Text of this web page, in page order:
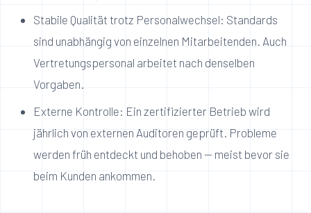
Stabile Qualität trotz Personalwechsel: Standards
sind unabhängig von einzelnen Mitarbeitenden. Auch
Vertretungspersonal arbeitet nach denselben
Vorgaben.
Externe Kontrolle: Ein zertifizierter Betrieb wird
jährlich von externen Auditoren geprüft. Probleme
werden früh entdeckt und behoben — meist bevor sie
beim Kunden ankommen.